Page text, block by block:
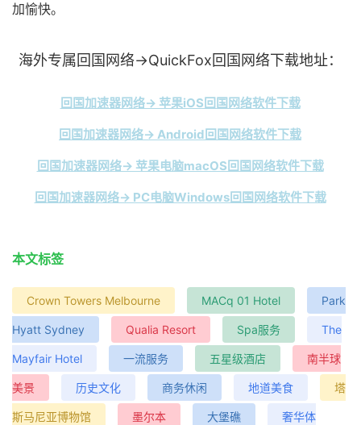
加愉快。
海外专属回国网络→QuickFox回国网络下载地址：
回国加速器网络→ 苹果iOS回国网络软件下载
回国加速器网络→ Android回国网络软件下载
回国加速器网络→ 苹果电脑macOS回国网络软件下载
回国加速器网络→ PC电脑Windows回国网络软件下载
本文标签
Crown Towers Melbourne MACq 01 Hotel Park
Hyatt Sydney Qualia Resort Spa服务 The
Mayfair Hotel 一流服务 五星级酒店 南半球
美景 历史文化 商务休闲 地道美食 塔
斯马尼亚博物馆 墨尔本 大堡礁 奢华体